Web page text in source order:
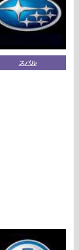
スバル